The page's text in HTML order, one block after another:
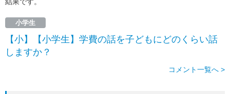
小学生
【小】【小学生】学費の話を子どもにどのくらい話
しますか？
コメント一覧へ >